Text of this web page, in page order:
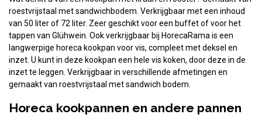
roestvrijstaal met sandwichbodem. Verkrijgbaar met een inhoud
van 50 liter of 72 liter. Zeer geschikt voor een buffet of voor het
tappen van Glühwein. Ook verkrijgbaar bij HorecaRama is een
langwerpige horeca kookpan voor vis, compleet met deksel en
inzet. U kunt in deze kookpan een hele vis koken, door deze in de
inzet te leggen. Verkrijgbaar in verschillende afmetingen en
gemaakt van roestvrijstaal met sandwich bodem.
Horeca kookpannen en andere pannen